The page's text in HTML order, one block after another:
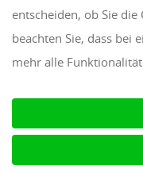
Klientenbereich
Disclaimer
AAB 2018
Cookie Einstellungen
entscheiden, ob Sie
beachten Sie, dass bei
mehr alle